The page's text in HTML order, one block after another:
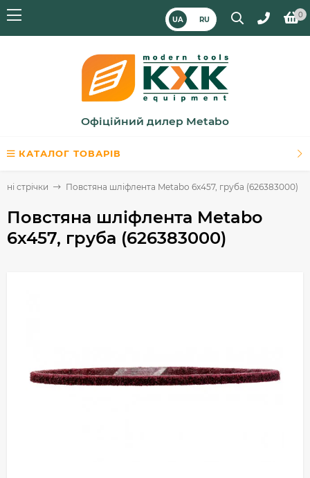
UA RU
0
Офіційний дилер Metabo
КАТАЛОГ ТОВАРІВ
стрічки Повстяна шліфлента Metabo 6х457, груба (626383000)
Повстяна шліфлента Metabo
6х457, груба (626383000)